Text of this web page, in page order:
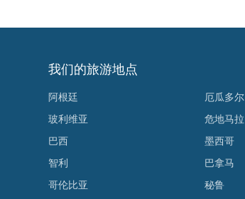
我们的旅游地点
阿根廷
玻利维亚
巴西
智利
哥伦比亚
厄瓜多尔
危地马拉
墨西哥
巴拿马
秘鲁